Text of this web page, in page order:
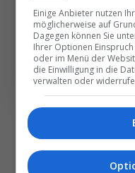
Einige Anbieter nutzen
möglicherweise auf
Dagegen können Sie
Ihrer Optionen
oder im Menü der
die Einwilligung in die
verwalten oder